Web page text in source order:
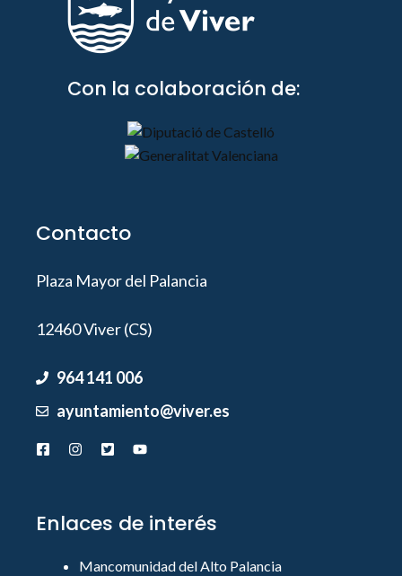
Con la colaboración de:
Contacto
Plaza Mayor del Palancia
12460 Viver (CS)
964 141 006
ayuntamiento@viver.es
Enlaces de interés
Mancomunidad del Alto Palancia